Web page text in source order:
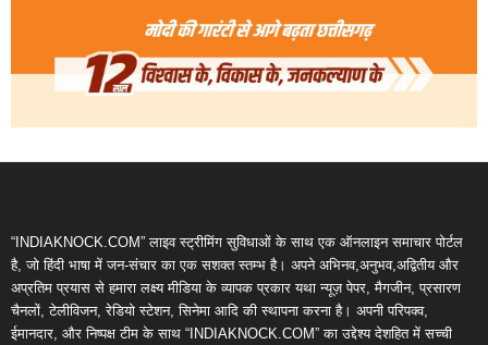
“INDIAKNOCK.COM” लाइव स्ट्रीमिंग सुविधाओं के साथ एक ऑनलाइन समाचार पोर्टल
है, जो हिंदी भाषा में जन-संचार का एक सशक्त स्तम्भ है। अपने अभिनव,अनुभव,अद्वितीय और
अप्रतिम प्रयास से हमारा लक्ष्य मीडिया के व्यापक प्रकार यथा न्यूज़ पेपर, मैगजीन, प्रसारण
चैनलों, टेलीविजन, रेडियो स्टेशन, सिनेमा आदि की स्थापना करना है। अपनी परिपक्व,
ईमानदार, और निष्पक्ष टीम के साथ “INDIAKNOCK.COM” का उद्देश्य देशहित में सच्ची